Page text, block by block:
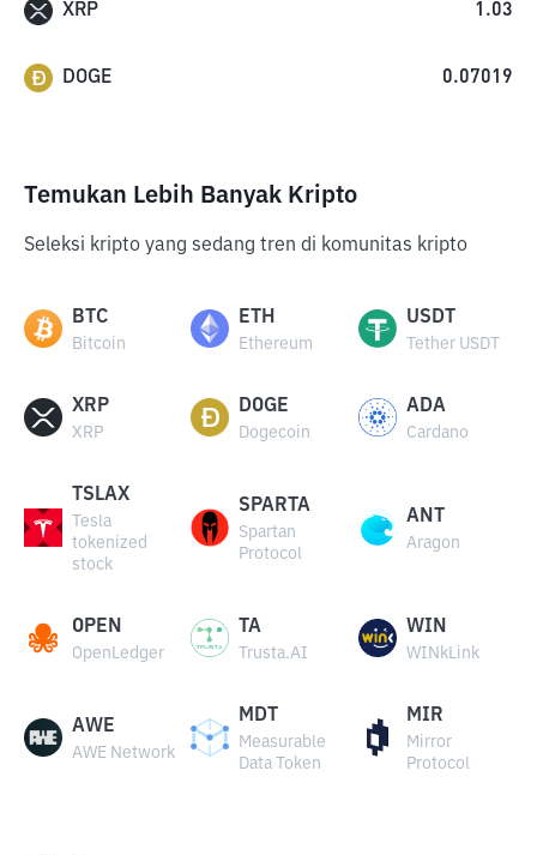
XRP 1.03
DOGE 0.07019
Temukan Lebih Banyak Kripto
Seleksi kripto yang sedang tren di komunitas kripto
BTC
Bitcoin
ETH
Ethereum
USDT
Tether USDT
XRP
XRP
DOGE
Dogecoin
ADA
Cardano
TSLAX
Tesla
tokenized
stock
SPARTA
Spartan
Protocol
ANT
Aragon
OPEN
OpenLedger
TA
Trusta.AI
WIN
WINkLink
AWE
AWE Network
MDT
Measurable
Data Token
MIR
Mirror
Protocol